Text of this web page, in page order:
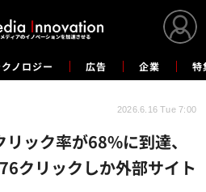
ノロジー 広告 企業 特
ック率が68%に到達、
クリックしか外部サイト
2026.6.16 Tue 7:00